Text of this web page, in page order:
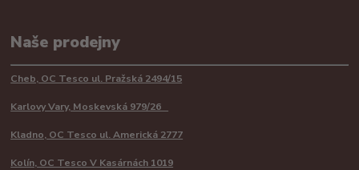
Naše prodejny
Cheb, OC Tesco ul. Pražská 2494/15
Karlovy Vary, Moskevská 979/26
Kladno, OC Tesco ul. Americká 2777
Kolín, OC Tesco V Kasárnách 1019